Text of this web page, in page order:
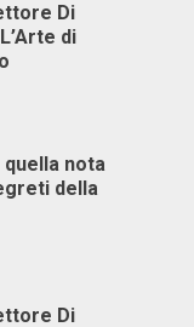
Di
di
nota
della
Di